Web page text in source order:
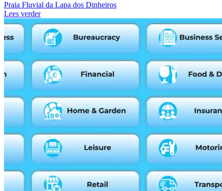
Praia Fluvial da Lapa dos Dinheiros
Lees verder